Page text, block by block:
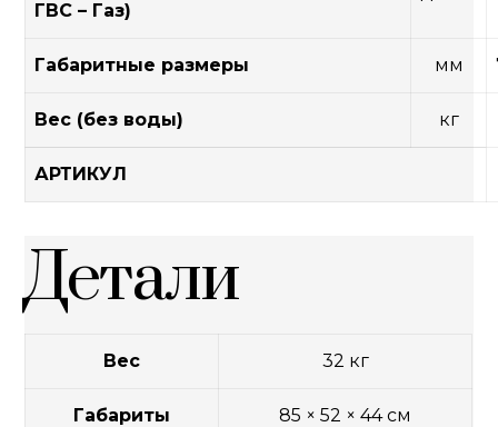
ГВС – Газ)
Габаритные размеры мм
Вес (без воды) кг
АРТИКУЛ
Детали
Вес 32 кг
Габариты 85 × 52 × 44 см